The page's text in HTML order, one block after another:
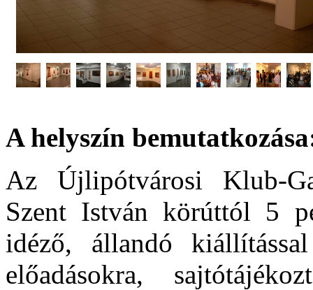
A helyszín
Az Újlipótvárosi Klub-
Szent István körúttól 5
idéző, állandó
előadásokra,